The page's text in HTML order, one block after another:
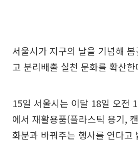
서울시가 지구의 날을 기념해
고 분리배출 실천 문화를 확산한
15일 서울시는 이달 18일 오전
에서 재활용품(플라스틱 용기,
화분과 바꿔주는 행사를 연다고